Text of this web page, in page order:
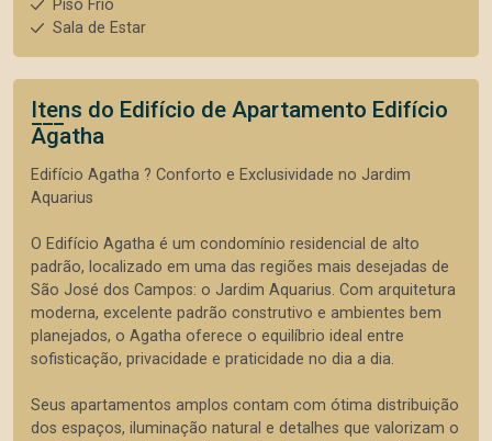
Piso Frio
Sala de Estar
Itens do Edifício de Apartamento Edifício
Agatha
Edifício Agatha ? Conforto e Exclusividade no Jardim
Aquarius
O Edifício Agatha é um condomínio residencial de alto
padrão, localizado em uma das regiões mais desejadas de
São José dos Campos: o Jardim Aquarius. Com arquitetura
moderna, excelente padrão construtivo e ambientes bem
planejados, o Agatha oferece o equilíbrio ideal entre
sofisticação, privacidade e praticidade no dia a dia.
Seus apartamentos amplos contam com ótima distribuição
dos espaços, iluminação natural e detalhes que valorizam o